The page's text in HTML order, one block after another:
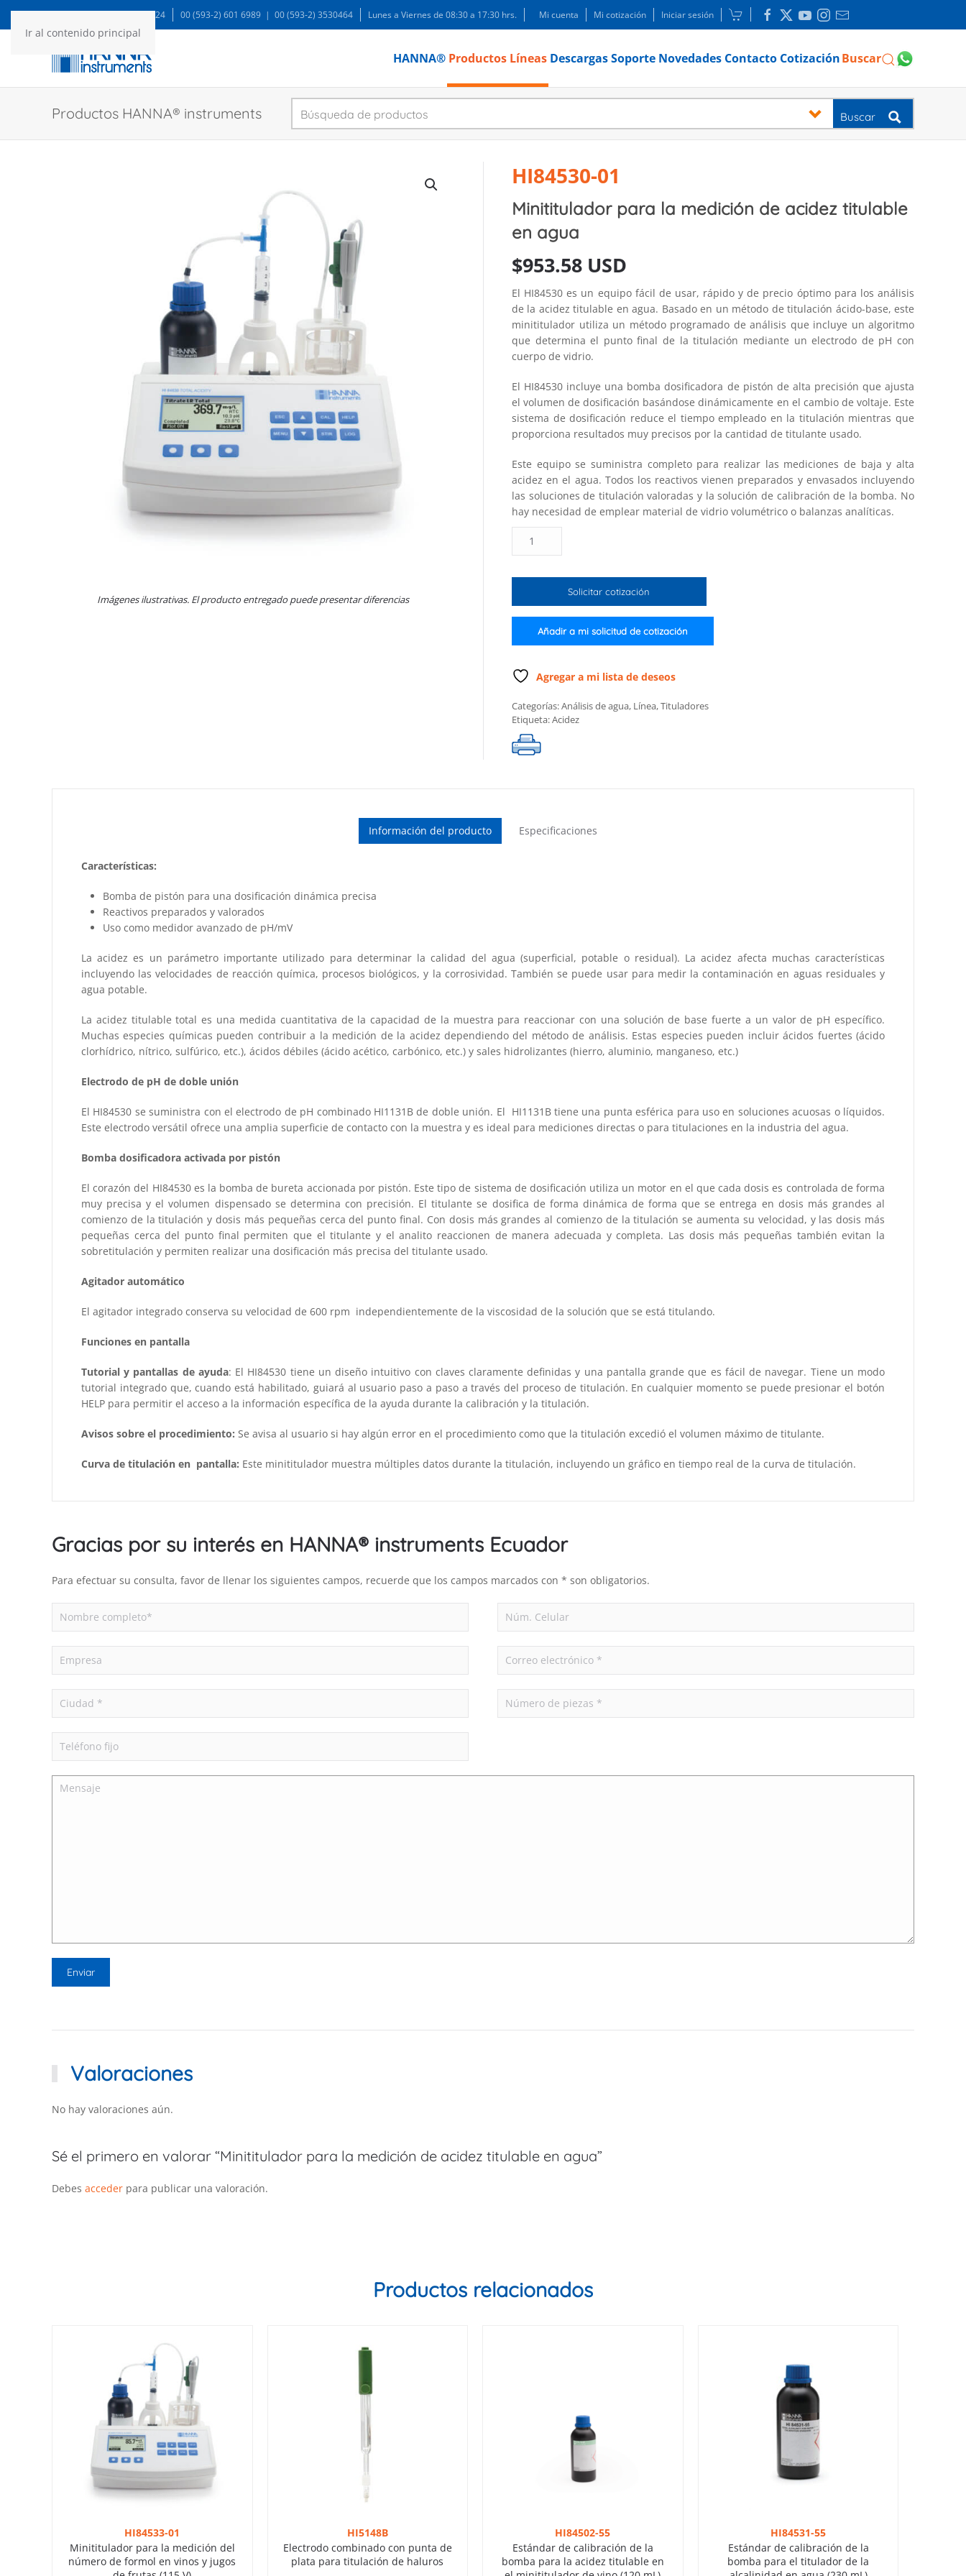
Ir al contenido principal
WA: 99935 1624 00 (593-2) 601 6989 | 00 (593-2) 3530464 Lunes a Viernes de 08:30 a 17:30 hrs. Mi cuenta Mi cotización Iniciar sesión
HANNA® Productos Líneas DescargasSoporte Novedades Contacto CotizaciónBuscar
Productos HANNA® instruments Buscar
Imágenes ilustrativas. El producto entregado puede presentar diferencias
HI84530-01
Minititulador para la medición de acidez titulable
en agua
$953.58 USD
El HI84530 es un equipo fácil de usar, rápido y de precio óptimo para los análisis
de la acidez titulable en agua. Basado en un método de titulación ácido-base, este
minititulador utiliza un método programado de análisis que incluye un algoritmo
que determina el punto final de la titulación mediante un electrodo de pH con
cuerpo de vidrio.
El HI84530 incluye una bomba dosificadora de pistón de alta precisión que ajusta
el volumen de dosificación basándose dinámicamente en el cambio de voltaje. Este
sistema de dosificación reduce el tiempo empleado en la titulación mientras que
proporciona resultados muy precisos por la cantidad de titulante usado.
Este equipo se suministra completo para realizar las mediciones de baja y alta
acidez en el agua. Todos los reactivos vienen preparados y envasados ​​incluyendo
las soluciones de titulación valoradas y la solución de calibración de la bomba. No
hay necesidad de emplear material de vidrio volumétrico o balanzas analíticas.
para
medición
titulable
en
cantidad
Solicitar cotización
Añadir a mi solicitud de cotización
Agregar a mi lista de deseos
Categorías:Análisis de agua, Línea,Tituladores
Etiqueta:Acidez
Información del producto Especificaciones
Características:
Bomba de pistón para una dosificación dinámica precisa
Reactivos preparados y valorados
Uso como medidor avanzado de pH/mV
La acidez es un parámetro importante utilizado para determinar la calidad del agua (superficial, potable o residual). La acidez afecta muchas características
incluyendo las velocidades de reacción química, procesos biológicos, y la corrosividad. También se puede usar para medir la contaminación en aguas residuales y
agua potable.
La acidez titulable total es una medida cuantitativa de la capacidad de la muestra para reaccionar con una solución de base fuerte a un valor de pH específico.
Muchas especies químicas pueden contribuir a la medición de la acidez dependiendo del método de análisis. Estas especies pueden incluir ácidos fuertes (ácido
clorhídrico, nítrico, sulfúrico, etc.), ácidos débiles (ácido acético, carbónico, etc.) y sales hidrolizantes (hierro, aluminio, manganeso, etc.)
Electrodo de pH de doble unión
El HI84530 se suministra con el electrodo de pH combinado HI1131B de doble unión. El HI1131B tiene una punta esférica para uso en soluciones acuosas o líquidos.
Este electrodo versátil ofrece una amplia superficie de contacto con la muestra y es ideal para mediciones directas o para titulaciones en la industria del agua.
Bomba dosificadora activada por pistón
El corazón del HI84530 es la bomba de bureta accionada por pistón. Este tipo de sistema de dosificación utiliza un motor en el que cada dosis es controlada de forma
muy precisa y el volumen dispensado se determina con precisión. El titulante se dosifica de forma dinámica de forma que se entrega en dosis más grandes al
comienzo de la titulación y dosis más pequeñas cerca del punto final. Con dosis más grandes al comienzo de la titulación se aumenta su velocidad, y las dosis más
pequeñas cerca del punto final permiten que el titulante y el analito reaccionen de manera adecuada y completa. Las dosis más pequeñas también evitan la
sobretitulación y permiten realizar una dosificación más precisa del titulante usado.
Agitador automático
El agitador integrado conserva su velocidad de 600 rpm independientemente de la viscosidad de la solución que se está titulando.
Funciones en pantalla
Tutorial y pantallas de ayuda: El HI84530 tiene un diseño intuitivo con claves claramente definidas y una pantalla grande que es fácil de navegar. Tiene un modo
tutorial integrado que, cuando está habilitado, guiará al usuario paso a paso a través del proceso de titulación. En cualquier momento se puede presionar el botón
HELP para permitir el acceso a la información específica de la ayuda durante la calibración y la titulación.
Avisos sobre el procedimiento: Se avisa al usuario si hay algún error en el procedimiento como que la titulación excedió el volumen máximo de titulante.
Curva de titulación en pantalla: Este minititulador muestra múltiples datos durante la titulación, incluyendo un gráfico en tiempo real de la curva de titulación.
Gracias por su interés en HANNA® instruments Ecuador
Para efectuar su consulta, favor de llenar los siguientes campos, recuerde que los campos marcados con * son obligatorios.
Valoraciones
No hay valoraciones aún.
Sé el primero en valorar “Minititulador para la medición de acidez titulable en agua”
Debes acceder para publicar una valoración.
Productos relacionados
HI84533-01
Minititulador para la medición del
número de formol en vinos y jugos
HI5148B
Electrodo combinado con punta de
plata para titulación de haluros
HI84502-55
Estándar de calibración de la
bomba para la acidez titulable en
HI84531-55
Estándar de calibración de la
bomba para el titulador de la